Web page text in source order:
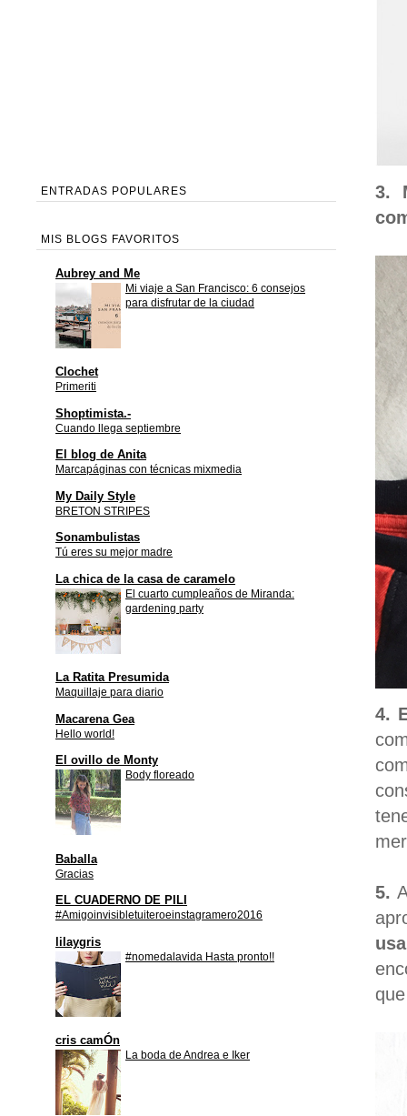
3.
4.
5.
ENTRADAS POPULARES
MIS BLOGS FAVORITOS
Aubrey and Me
Mi viaje a San Francisco: 6 consejos
para disfrutar de la ciudad
Clochet
Primeriti
Shoptimista.-
Cuando llega septiembre
El blog de Anita
Marcapáginas con técnicas mixmedia
My Daily Style
BRETON STRIPES
Sonambulistas
Tú eres su mejor madre
La chica de la casa de caramelo
El cuarto cumpleaños de Miranda:
gardening party
La Ratita Presumida
Maquillaje para diario
Macarena Gea
Hello world!
El ovillo de Monty
Body floreado
Baballa
Gracias
EL CUADERNO DE PILI
#Amigoinvisibletuiteroeinstagramero2016
lilaygris
#nomedalavida Hasta pronto!!
cris camÓn
La boda de Andrea e Iker